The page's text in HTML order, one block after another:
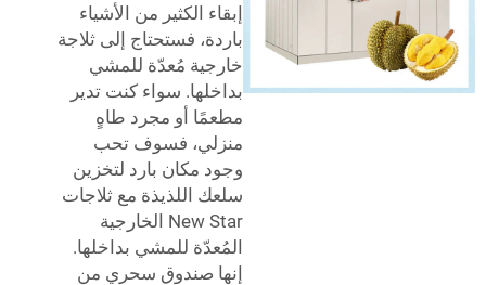
إبقاء الكثير من الأشياء
باردة، فستحتاج إلى ثلاجة
خارجية مُعدّة للمشي
بداخلها. سواء كنت تدير
مطعمًا أو مجرد طاهٍ
منزلي، فسوف تحب
وجود مكان بارد لتخزين
سلعك اللذيذة مع ثلاجات
New Star الخارجية
المُعدّة للمشي بداخلها.
إنها صندوق سحري من